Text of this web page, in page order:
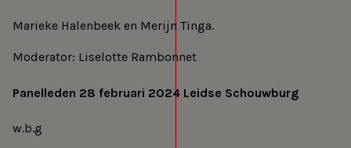
Marieke Halenbeek en Merijn Tinga.
Moderator: Liselotte Rambonnet
Panelleden 28 februari 2024 Leidse Schouwburg
w.b.g